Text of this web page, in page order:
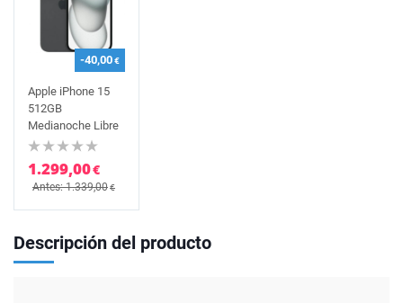
-40,00€
Apple iPhone 15
512GB
Medianoche Libre
1.299,00€
Antes: 1.339,00€
Descripción del producto